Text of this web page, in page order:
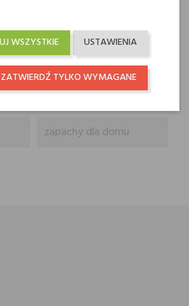
500 ml
Acca Kappa
zapachy dla domu
USTAWIENIA
WSZYSTKIE
ZATWIERDŹ TYLKO WYMAGANE